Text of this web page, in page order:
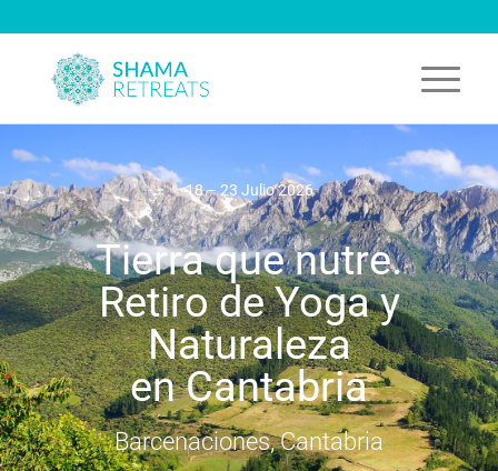
18 – 23 Julio 2026
Tierra que nutre.
Retiro de Yoga y
Naturaleza
en Cantabria
Barcenaciones, Cantabria